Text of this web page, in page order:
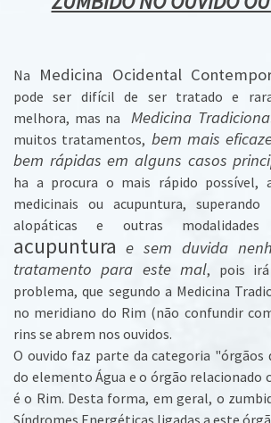
Na Medicina Ocidental
pode ser difícil de ser tratado e
melhora, mas na
Medicina
muitos tratamentos, bem mais
bem rápidas em alguns casos
ha a procura o mais rápido possível,
medicinais ou acupuntura,
alopáticas e outras modalidades
acupuntura e sem duvida
tratamento para este mal, pois
problema, que segundo a Medicina
no meridiano do Rim (não confundir
rins se abrem nos ouvidos.
O ouvido faz parte da categoria
do elemento Água e o órgão relacionado
é o Rim. Desta forma, em geral, o